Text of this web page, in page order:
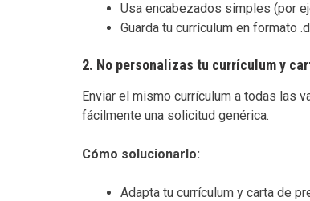
Usa encabezados simples (por
Guarda tu currículum en formato
2. No personalizas tu currículum y
Enviar el mismo currículum a todas las
fácilmente una solicitud genérica.
Cómo solucionarlo:
Adapta tu currículum y carta de